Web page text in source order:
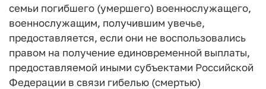
семьи погибшего (умершего) военнослужащего,
военнослужащим, получившим увечье,
предоставляется, если они не воспользовались
правом на получение единовременной выплаты,
предоставляемой иными субъектами Российской
Федерации в связи гибелью (смертью)